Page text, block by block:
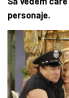
personaje.